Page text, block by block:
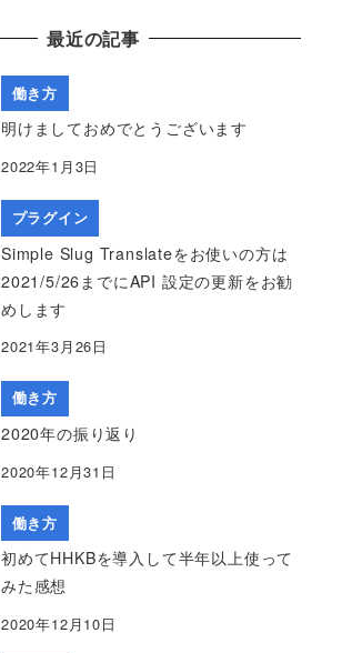
最近の記事
働き方
明けましておめでとうございます
2022年1月3日
プラグイン
Simple Slug Translateをお使いの方は
2021/5/26までにAPI 設定の更新をお勧
めします
2021年3月26日
働き方
2020年の振り返り
2020年12月31日
働き方
初めてHHKBを導入して半年以上使って
みた感想
2020年12月10日